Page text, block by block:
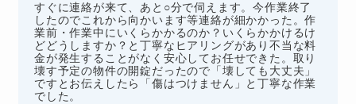
すぐに連絡が来て、あと○分で伺えます。今作業終了
したのでこれから向かいます等連絡が細かかった。作
業前・作業中にいくらかかるのか？いくらかかけるけ
どどうしますか？と丁寧なヒアリングがあり不当な料
金が発生することがなく安心してお任せできた。取り
壊す予定の物件の開錠だったので「壊しても大丈夫」
ですとお伝えしたら「傷はつけません」と丁寧な作業
でした。